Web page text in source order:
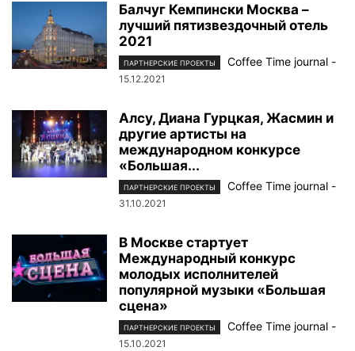
Балчуг Кемпински Москва –
лучший пятизвездочный отель
2021
ПАРТНЕРСКИЕ ПРОЕКТЫ Coffee Time journal -
15.12.2021
Алсу, Диана Гурцкая, Жасмин и
другие артисты на
международном конкурсе
«Большая...
ПАРТНЕРСКИЕ ПРОЕКТЫ Coffee Time journal -
31.10.2021
В Москве стартует
Международный конкурс
молодых исполнителей
популярной музыки «Большая
сцена»
ПАРТНЕРСКИЕ ПРОЕКТЫ Coffee Time journal -
15.10.2021